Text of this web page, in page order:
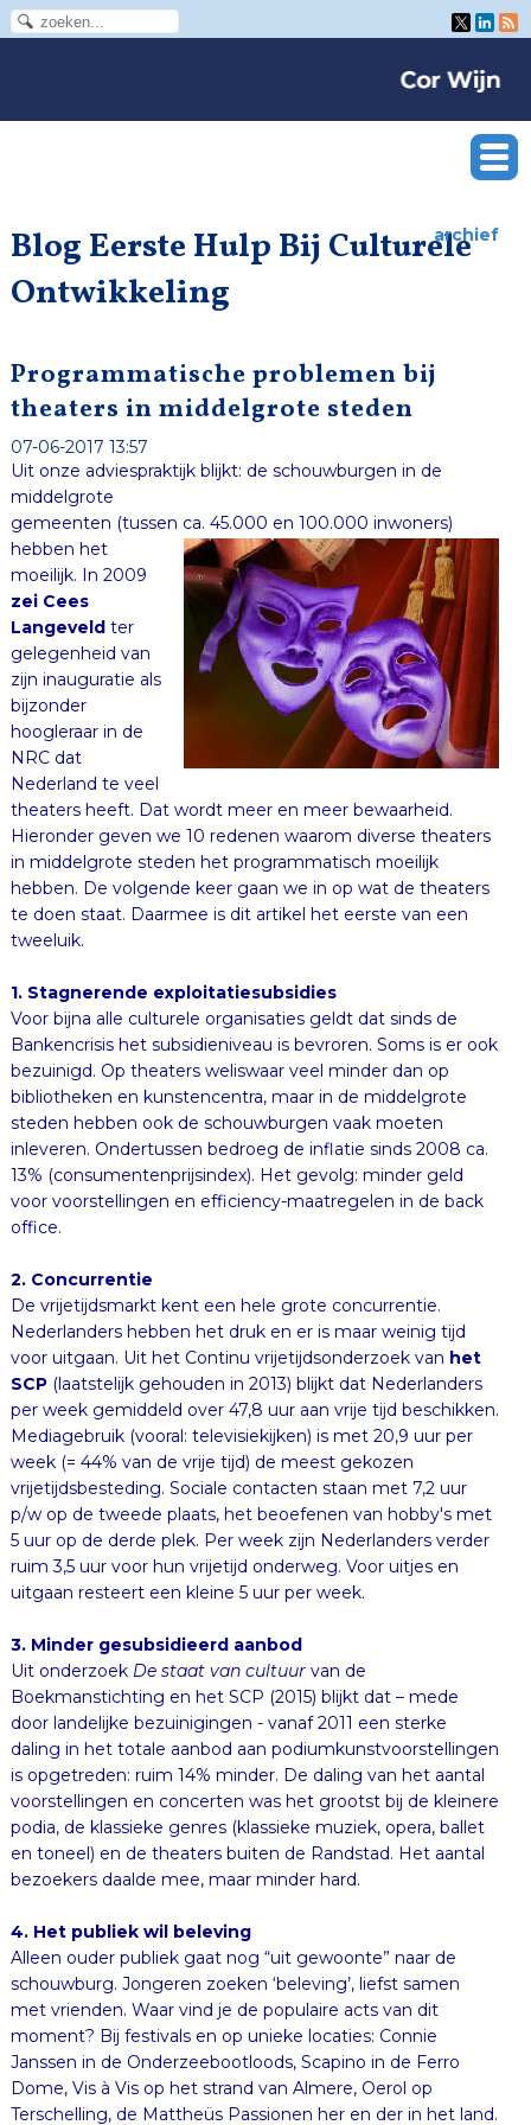
Blog Eerste Hulp Bij Culturele
Ontwikkeling
archief
Programmatische problemen bij
theaters in middelgrote steden
07-06-2017 13:57
Uit onze adviespraktijk blijkt: de schouwburgen in de
middelgrote
gemeenten (tussen ca. 45.000 en 100.000 inwoners)
hebben het
moeilijk. In 2009
zei Cees
Langeveldter
gelegenheid van
zijn inauguratie als
bijzonder
hoogleraar in de
NRC dat
Nederland te veel
theaters heeft. Dat wordt meer en meer bewaarheid.
Hieronder geven we 10 redenen waarom diverse theaters
in middelgrote steden het programmatisch moeilijk
hebben. De volgende keer gaan we in op wat de theaters
te doen staat. Daarmee is dit artikel het eerste van een
tweeluik.
1. Stagnerende exploitatiesubsidies
Voor bijna alle culturele organisaties geldt dat sinds de
Bankencrisis het subsidieniveau is bevroren. Soms is er ook
bezuinigd. Op theaters weliswaar veel minder dan op
bibliotheken en kunstencentra, maar in de middelgrote
steden hebben ook de schouwburgen vaak moeten
inleveren. Ondertussen bedroeg de inflatie sinds 2008 ca.
13% (consumentenprijsindex). Het gevolg: minder geld
voor voorstellingen en efficiency-maatregelen in de back
office.
2. Concurrentie
De vrijetijdsmarkt kent een hele grote concurrentie.
Nederlanders hebben het druk en er is maar weinig tijd
voor uitgaan. Uit het Continu vrijetijdsonderzoek van het
SCP(laatstelijk gehouden in 2013) blijkt dat Nederlanders
per week gemiddeld over 47,8 uur aan vrije tijd beschikken.
Mediagebruik (vooral: televisiekijken) is met 20,9 uur per
week (= 44% van de vrije tijd) de meest gekozen
vrijetijdsbesteding. Sociale contacten staan met 7,2 uur
p/w op de tweede plaats, het beoefenen van hobby's met
5 uur op de derde plek. Per week zijn Nederlanders verder
ruim 3,5 uur voor hun vrijetijd onderweg. Voor uitjes en
uitgaan resteert een kleine 5 uur per week.
3. Minder gesubsidieerd aanbod
Uit onderzoek De staat van cultuurvan de
Boekmanstichting en het SCP (2015) blijkt dat – mede
door landelijke bezuinigingen - vanaf 2011 een sterke
daling in het totale aanbod aan podiumkunstvoorstellingen
is opgetreden: ruim 14% minder. De daling van het aantal
voorstellingen en concerten was het grootst bij de kleinere
podia, de klassieke genres (klassieke muziek, opera, ballet
en toneel) en de theaters buiten de Randstad. Het aantal
bezoekers daalde mee, maar minder hard.
4. Het publiek wil beleving
Alleen ouder publiek gaat nog “uit gewoonte” naar de
schouwburg. Jongeren zoeken ‘beleving’, liefst samen
met vrienden. Waar vind je de populaire acts van dit
moment? Bij festivals en op unieke locaties: Connie
Janssen in de Onderzeebootloods, Scapino in de Ferro
Dome, Vis à Vis op het strand van Almere, Oerol op
Terschelling, de Mattheüs Passionen her en der in het land.
Wat opvalt: zelden zijn die unieke locaties in de doorsnee
middelgrote stad. En praktisch nooit is de schouwburg -